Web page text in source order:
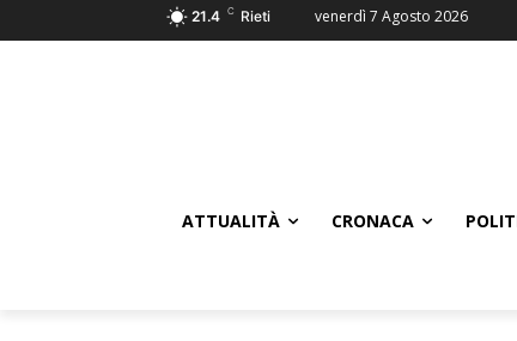
21.4 C Rieti venerdì 7 Agosto 2026
ATTUALITÀ CRONACA